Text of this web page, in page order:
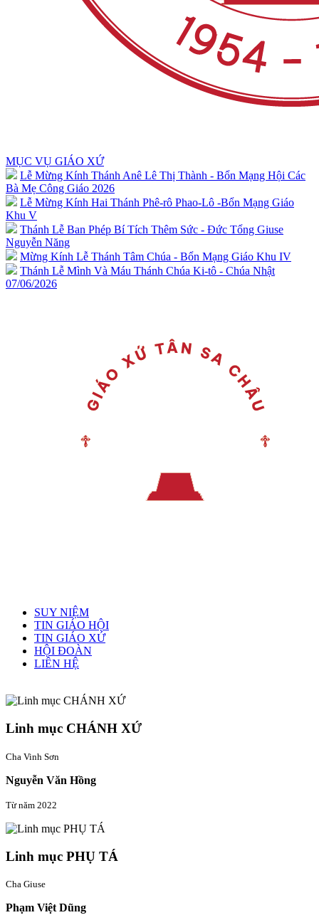
MỤC VỤ GIÁO XỨ
Lễ Mừng Kính Thánh Anê Lê Thị Thành - Bổn Mạng Hội Các
Bà Mẹ Công Giáo 2026
Lễ Mừng Kính Hai Thánh Phê-rô Phao-Lô -Bổn Mạng Giáo
Khu V
Thánh Lễ Ban Phép Bí Tích Thêm Sức - Đức Tổng Giuse
Nguyễn Năng
Mừng Kính Lễ Thánh Tâm Chúa - Bổn Mạng Giáo Khu IV
Thánh Lễ Mình Và Máu Thánh Chúa Ki-tô - Chúa Nhật
07/06/2026
SUY NIỆM
TIN GIÁO HỘI
TIN GIÁO XỨ
HỘI ĐOÀN
LIÊN HỆ
Linh mục CHÁNH XỨ
Cha Vinh Sơn
Nguyễn Văn Hồng
Từ năm 2022
Linh mục PHỤ TÁ
Cha Giuse
Phạm Việt Dũng